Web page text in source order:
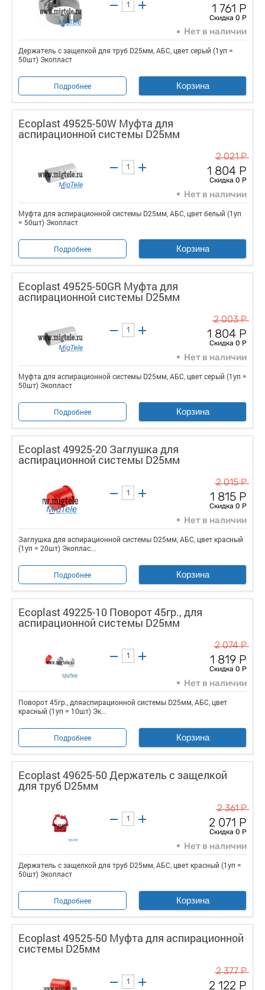
1 761 Р
Скидка 0 Р
Нет в наличии
Держатель с защелкой для труб D25мм, АБС, цвет серый (1уп =
50шт) Экопласт
Подробнее Корзина
Ecoplast 49525-50W Муфта для
аспирационной системы D25мм
2 021 Р
1 804 Р
Скидка 0 Р
Нет в наличии
Муфта для аспирационной системы D25мм, АБС, цвет белый (1уп
= 50шт) Экопласт
Подробнее Корзина
Ecoplast 49525-50GR Муфта для
аспирационной системы D25мм
2 003 Р
1 804 Р
Скидка 0 Р
Нет в наличии
Муфта для аспирационной системы D25мм, АБС, цвет серый (1уп =
50шт) Экопласт
Подробнее Корзина
Ecoplast 49925-20 Заглушка для
аспирационной системы D25мм
2 015 Р
1 815 Р
Скидка 0 Р
Нет в наличии
Заглушка для аспирационной системы D25мм, АБС, цвет красный
(1уп = 20шт) Экоплас...
Подробнее Корзина
Ecoplast 49225-10 Поворот 45гр., для
аспирационной системы D25мм
2 074 Р
1 819 Р
Скидка 0 Р
Нет в наличии
Поворот 45гр., дляаспирационной системы D25мм, АБС, цвет
красный (1уп = 10шт) Эк...
Подробнее Корзина
Ecoplast 49625-50 Держатель с защелкой
для труб D25мм
2 361 Р
2 071 Р
Скидка 0 Р
Нет в наличии
Держатель с защелкой для труб D25мм, АБС, цвет красный (1уп =
50шт) Экопласт
Подробнее Корзина
Ecoplast 49525-50 Муфта для аспирационной
системы D25мм
2 377 Р
2 122 Р